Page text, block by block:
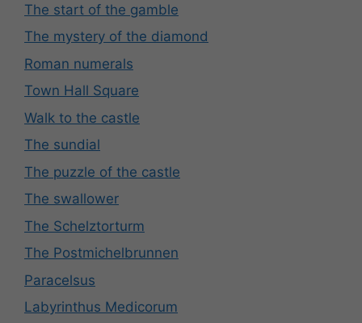
The start of the gamble
The mystery of the diamond
Roman numerals
Town Hall Square
Walk to the castle
The sundial
The puzzle of the castle
The swallower
The Schelztorturm
The Postmichelbrunnen
Paracelsus
Labyrinthus Medicorum